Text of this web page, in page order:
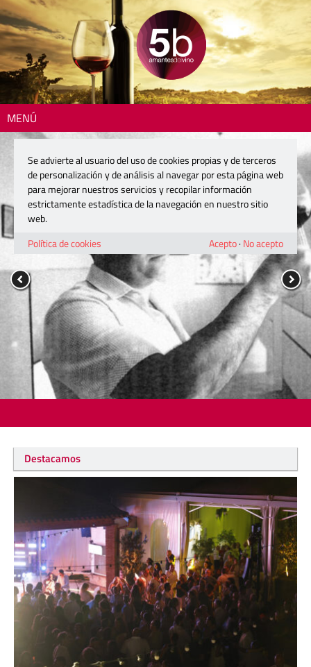
MENÚ
Destacamos
Se advierte al usuario del uso de cookies propias y de terceros
de personalización y de análisis al navegar por esta página web
para mejorar nuestros servicios y recopilar información
estrictamente estadística de la navegación en nuestro sitio
web.
Política de cookies
Acepto· No acepto